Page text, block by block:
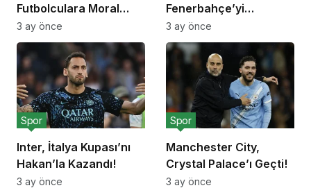
Futbolculara Moral
Yemeği!
3 ay önce
Fenerbahçe’yi
Deplasmanda Yendi!
3 ay önce
Inter, İtalya Kupası’nı
Hakan’la Kazandı!
Spor
3 ay önce
Manchester City,
Crystal Palace’ı Geçti!
Spor
3 ay önce